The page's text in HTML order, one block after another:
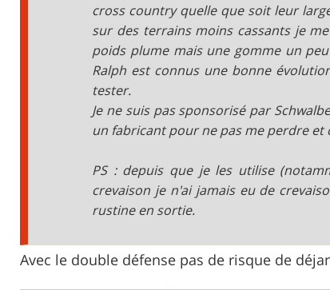
cross country quelle que soit leur
sur des terrains moins cassants je
poids plume mais une gomme un
Ralph est connus une bonne
tester.
Je ne suis pas sponsorisé par
un fabricant pour ne pas me perdre et
PS : depuis que je les utilise
crevaison je n'ai jamais eu de
rustine en sortie.
Avec le double défense pas de risque de